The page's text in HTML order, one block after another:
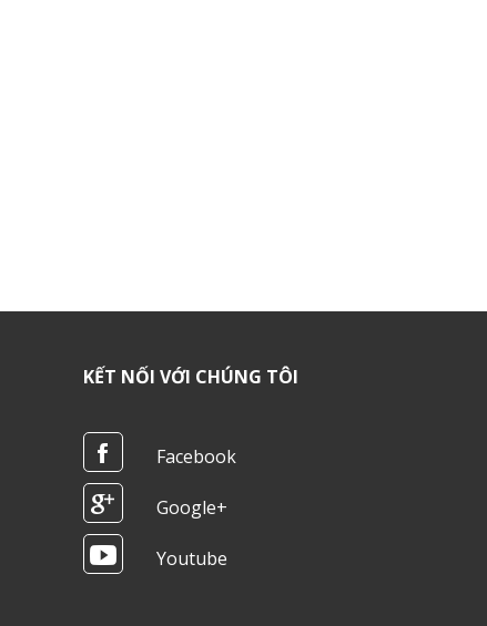
KẾT NỐI VỚI CHÚNG TÔI
Facebook
Google+
Youtube